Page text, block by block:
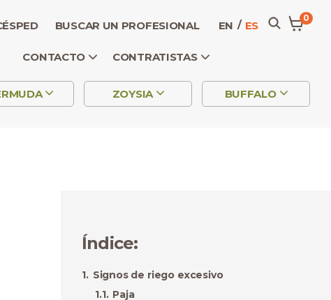
BUSCAR UN PROFESIONAL
CONTACTO CONTRATISTAS
EN ES
0
ZOYSIA BUFFALO
Índice:
Signos de riego excesivo
Paja